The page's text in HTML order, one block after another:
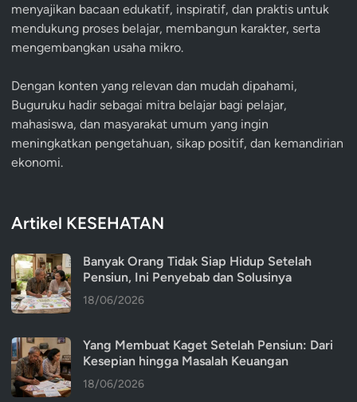
menyajikan bacaan edukatif, inspiratif, dan praktis untuk
mendukung proses belajar, membangun karakter, serta
mengembangkan usaha mikro.
Dengan konten yang relevan dan mudah dipahami,
Buguruku hadir sebagai mitra belajar bagi pelajar,
mahasiswa, dan masyarakat umum yang ingin
meningkatkan pengetahuan, sikap positif, dan kemandirian
ekonomi.
Artikel KESEHATAN
Banyak Orang Tidak Siap Hidup Setelah
Pensiun, Ini Penyebab dan Solusinya
18/06/2026
Yang Membuat Kaget Setelah Pensiun: Dari
Kesepian hingga Masalah Keuangan
18/06/2026